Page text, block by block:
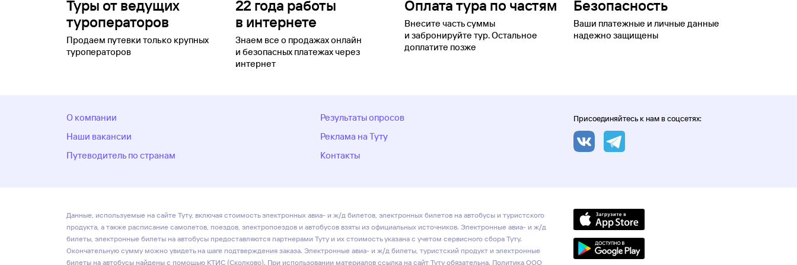
Туры от ведущих
туроператоров
Продаем путевки только крупных
туроператоров
22 года работы
в интернете
Знаем все о продажах онлайн
и безопасных платежах через
интернет
Оплата тура по частям
Внесите часть суммы
и забронируйте тур. Остальное
доплатите позже
Безопасность
Ваши платежные и личные данные
надежно защищены
О компании
Наши вакансии
Путеводитель по странам
Результаты опросов
Реклама на Туту
Контакты
Присоединяйтесь к нам в соцсетях:
Данные, используемые на сайте Туту, включая стоимость электронных авиа- и ж/д билетов, электронных билетов на автобусы и туристского
продукта, а также расписание самолетов, поездов, электропоездов и автобусов взяты из официальных источников. Электронные авиа- и ж/д
билеты, электронные билеты на автобусы предоставляются партнерами Туту и их стоимость указана с учетом сервисного сбора Туту.
Окончательную сумму можно увидеть на шаге подтверждения заказа. Электронные авиа- и ж/д билеты, туристский продукт и электронные
билеты на автобусы найдены с помощью КТИС (Сколково). При использовании материалов ссылка на сайт Туту обязательна. Политика ООО